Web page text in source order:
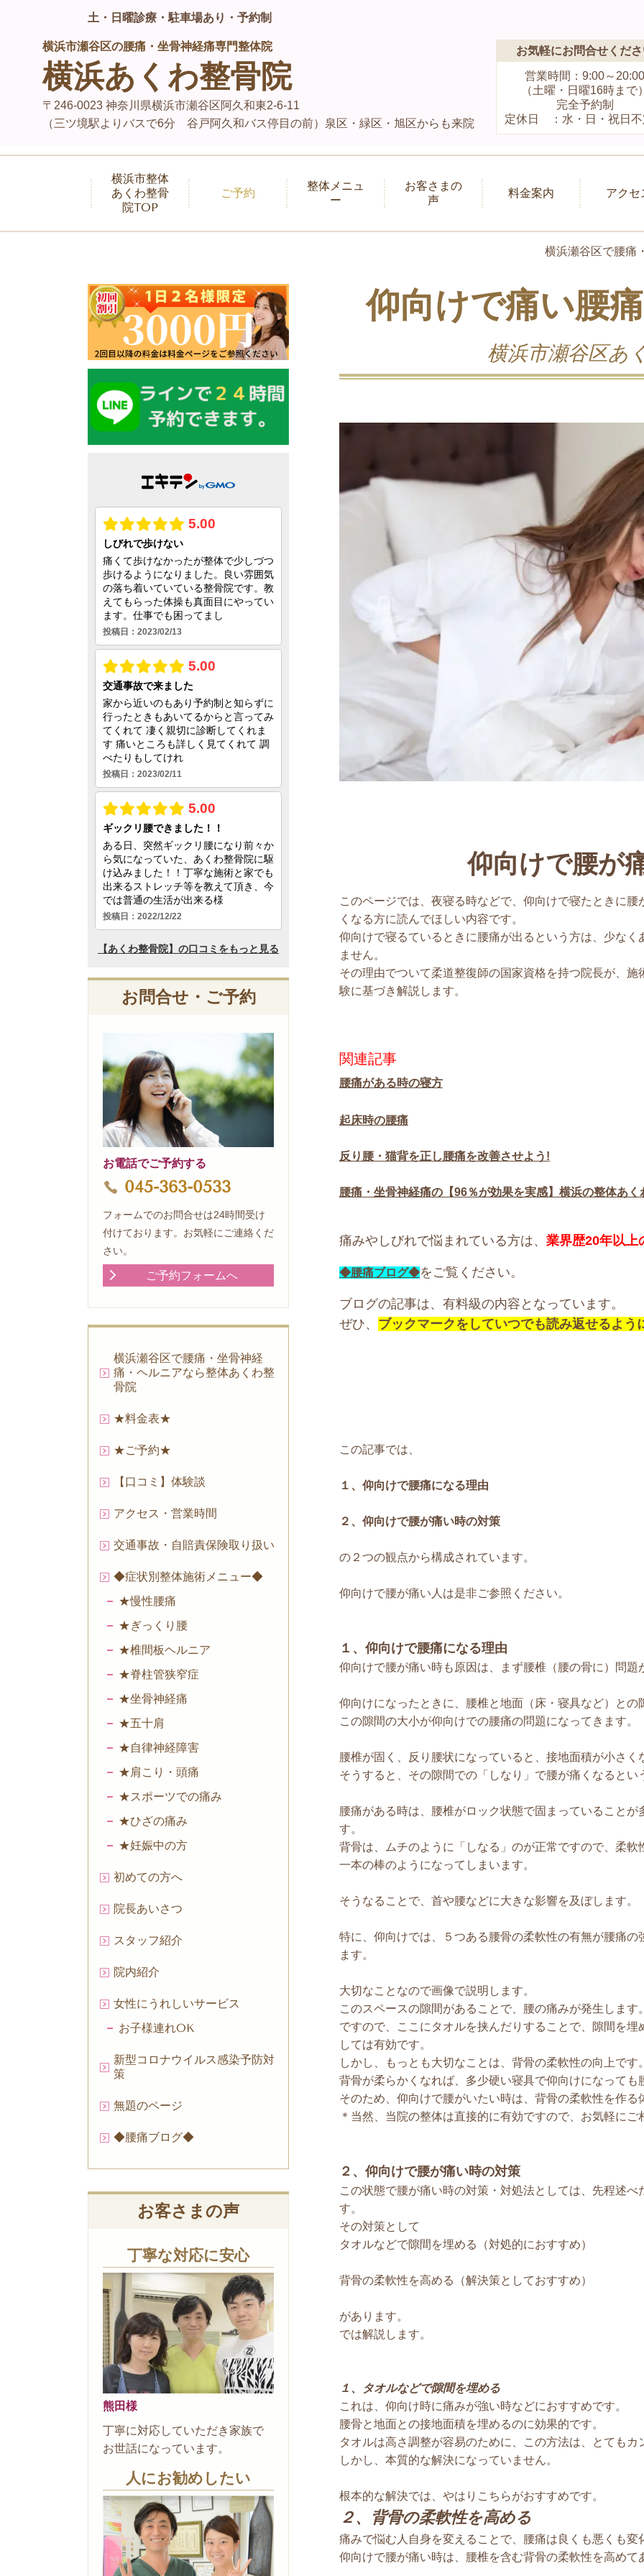
土・日曜診療・駐車場あり・予約制
横浜市瀬谷区の腰痛・坐骨神経痛専門整体院
横浜あくわ整骨院
〒246-0023 神奈川県横浜市瀬谷区阿久和東2-6-11
（三ツ境駅よりバスで6分 谷戸阿久和バス停目の前）泉区・緑区・旭区からも来院
お気軽にお問合せくだ
営業時間：9:00～20:00
（土曜・日曜16時まで）
完全予約制
定休日 ：水・日・祝日不
横浜市整体
あくわ整骨
院TOP
ご予約
整体メニュ
ー
お客さまの
声
料金案内 アクセ
横浜瀬谷区で腰痛
仰向けで痛い腰
横浜市瀬谷区あ
仰向けで腰が
このページでは、夜寝る時などで、仰向けで寝たときに腰
くなる方に読んでほしい内容です。
仰向けで寝るているときに腰痛が出るという方は、少なく
ません。
その理由でついて柔道整復師の国家資格を持つ院長が、施
験に基づき解説します。
関連記事
腰痛がある時の寝方
起床時の腰痛
反り腰・猫背を正し腰痛を改善させよう!
腰痛・坐骨神経痛の【96％が効果を実感】横浜の整体あく
痛みやしびれで悩まれている方は、 業界歴20年以上
◆腰痛ブログ◆をご覧ください。
ブログの記事は、有料級の内容となっています。
ぜひ、 ブックマークをしていつでも読み返せるよう
この記事では、
１、仰向けで腰痛になる理由
２、仰向けで腰が痛い時の対策
の２つの観点から構成されています。
仰向けで腰が痛い人は是非ご参照ください。
１、仰向けで腰痛になる理由
仰向けで腰が痛い時も原因は、まず腰椎（腰の骨に）問題
仰向けになったときに、腰椎と地面（床・寝具など）との
この隙間の大小が仰向けでの腰痛の問題になってきます。
腰椎が固く、反り腰状になっていると、接地面積が小さく
そうすると、その隙間での「しなり」で腰が痛くなるとい
腰痛がある時は、腰椎がロック状態で固まっていること
す。
背骨は、ムチのように「しなる」のが正常ですので、柔軟
一本の棒のようになってしまいます。
そうなることで、首や腰などに大きな影響を及ぼします。
特に、仰向けでは、５つある腰骨の柔軟性の有無が腰痛の
ます。
大切なことなので画像で説明します。
このスペースの隙間があることで、腰の痛みが発生します。
ですので、ここにタオルを挟んだりすることで、隙間を
しては有効です。
しかし、もっとも大切なことは、背骨の柔軟性の向上です。
背骨が柔らかくなれば、多少硬い寝具で仰向けになっても
そのため、仰向けで腰がいたい時は、背骨の柔軟性を作る
＊当然、当院の整体は直接的に有効ですので、お気軽にご
２、仰向けで腰が痛い時の対策
この状態で腰が痛い時の対策・対処法としては、先程述
す。
その対策として
タオルなどで隙間を埋める（対処的におすすめ）
背骨の柔軟性を高める（解決策としておすすめ）
があります。
では解説します。
１、タオルなどで隙間を埋める
これは、仰向け時に痛みが強い時などにおすすめです。
腰骨と地面との接地面積を埋めるのに効果的です。
タオルは高さ調整が容易のために、この方法は、とてもカ
しかし、本質的な解決になっていません。
根本的な解決では、やはりこちらがおすすめです。
２、背骨の柔軟性を高める
痛みで悩む人自身を変えることで、腰痛は良くも悪くも変
仰向けで腰が痛い時は、腰椎を含む背骨の柔軟性を高めて
お問合せ・ご予約
お電話でご予約する
045-363-0533
フォームでのお問合せは24時間受け
付けております。お気軽にご連絡くだ
さい。
ご予約フォームへ
横浜瀬谷区で腰痛・坐骨神経
痛・ヘルニアなら整体あくわ整
骨院
★料金表★
★ご予約★
【口コミ】体験談
アクセス・営業時間
交通事故・自賠責保険取り扱い
◆症状別整体施術メニュー◆
★慢性腰痛
★ぎっくり腰
★椎間板ヘルニア
★脊柱管狭窄症
★坐骨神経痛
★五十肩
★自律神経障害
★肩こり・頭痛
★スポーツでの痛み
★ひざの痛み
★妊娠中の方
初めての方へ
院長あいさつ
スタッフ紹介
院内紹介
女性にうれしいサービス
お子様連れOK
新型コロナウイルス感染予防対
策
無題のページ
◆腰痛ブログ◆
お客さまの声
丁寧な対応に安心
熊田様
丁寧に対応していただき家族で
お世話になっています。
人にお勧めしたい